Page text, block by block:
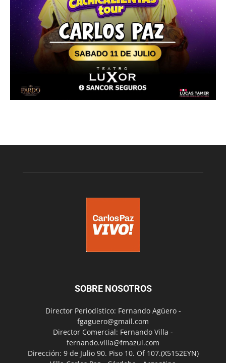
SOBRE NOSOTROS
Director Periodístico: Fernando Agüero -
fgaguero@gmail.com
Director Comercial: Fernando Villa -
fernando.villa@fmazul.com
Dirección: 9 de Julio 90. Piso 10. Of 107.(X5152EYN)